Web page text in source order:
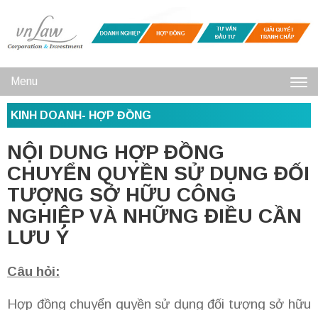
Menu
KINH DOANH- HỢP ĐỒNG
NỘI DUNG HỢP ĐỒNG
CHUYỂN QUYỀN SỬ DỤNG ĐỐI
TƯỢNG SỞ HỮU CÔNG
NGHIỆP VÀ NHỮNG ĐIỀU CẦN
LƯU Ý
Câu hỏi:
Hợp đồng chuyển quyền sử dụng đối tượng sở hữu